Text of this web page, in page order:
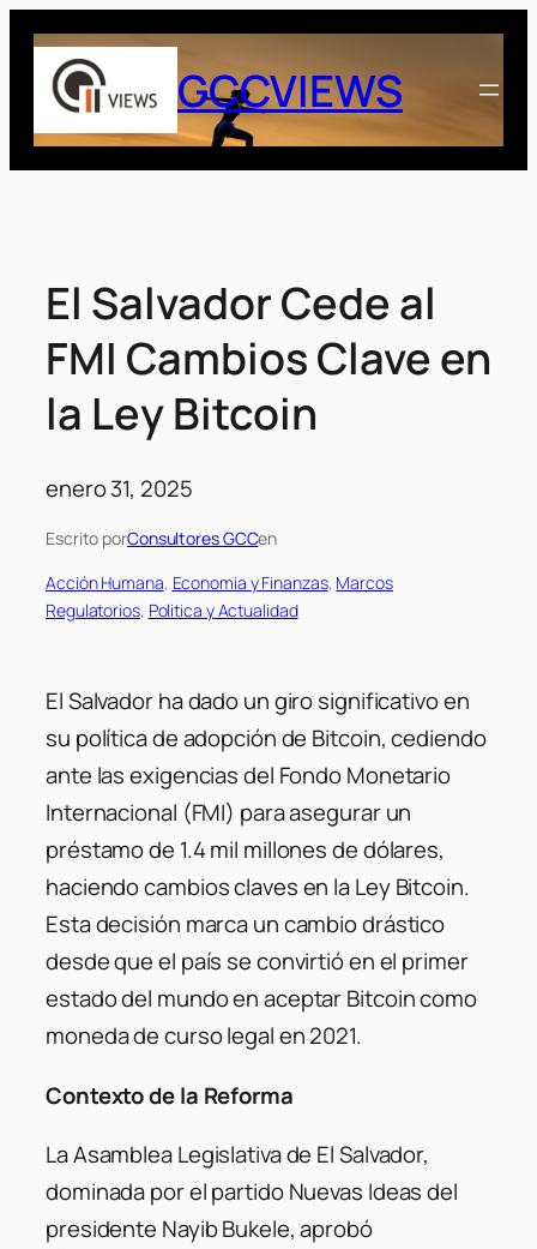
Saltar
contenido
GCCVIEWS
El Salvador Cede al
FMI Cambios Clave en
la Ley Bitcoin
enero 31, 2025
Escrito porConsultores GCCen
Acción Humana, Economia y Finanzas, Marcos
Regulatorios, Politica y Actualidad
El Salvador ha dado un giro significativo en
su política de adopción de Bitcoin, cediendo
ante las exigencias del Fondo Monetario
Internacional (FMI) para asegurar un
préstamo de 1.4 mil millones de dólares,
haciendo cambios claves en la Ley Bitcoin.
Esta decisión marca un cambio drástico
desde que el país se convirtió en el primer
estado del mundo en aceptar Bitcoin como
moneda de curso legal en 2021.
Contexto de la Reforma
La Asamblea Legislativa de El Salvador,
dominada por el partido Nuevas Ideas del
presidente Nayib Bukele, aprobó